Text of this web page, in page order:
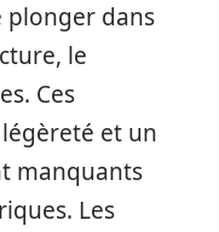
plonger dans
le
Ces
et un
manquants
Les